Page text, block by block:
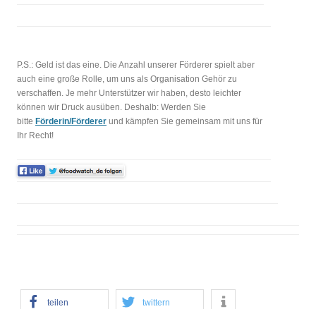
P.S.: Geld ist das eine. Die Anzahl unserer Förderer spielt aber
auch eine große Rolle, um uns als Organisation Gehör zu
verschaffen. Je mehr Unterstützer wir haben, desto leichter
können wir Druck ausüben. Deshalb: Werden Sie
bitte Förderin/Förderer und kämpfen Sie gemeinsam mit uns für
Ihr Recht!
teilen twittern